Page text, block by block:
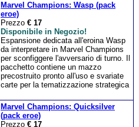
Marvel Champions: Wasp (pack
eroe)
Prezzo € 17
Disponibile in Negozio!
Espansione dedicata all'eroina Wasp
da interpretare in Marvel Champions
per sconfiggere l'avversario di turno. Il
pacchetto contiene un mazzo
precostruito pronto all'uso e svariate
carte per la tematizzazione strategica
Marvel Champions: Quicksilver
(pack eroe)
Prezzo € 17